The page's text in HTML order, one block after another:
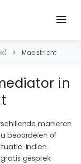
Maastricht
in
manieren
beoordelen of
Indien
gesprek